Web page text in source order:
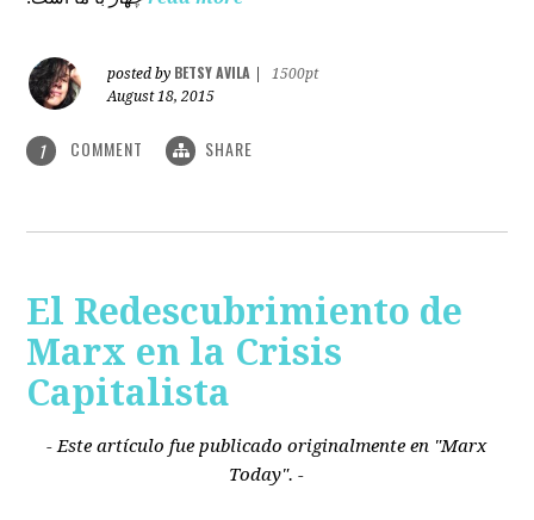
posted by BETSY AVILA
1500pt
August 18, 2015
1 COMMENT SHARE
El Redescubrimiento de
Marx en la Crisis
Capitalista
- Este artículo fue publicado originalmente en "Marx
Today". -